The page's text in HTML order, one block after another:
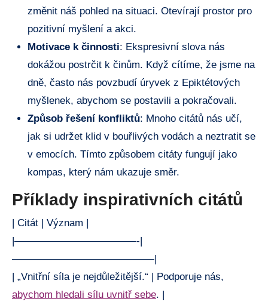
změnit náš pohled na situaci. Otevírají prostor pro
pozitivní myšlení a akci.
Motivace k činnosti: Ekspresivní slova nás
dokážou postrčit k činům. Když cítíme, že jsme na
dně, často nás povzbudí úryvek z Epiktétových
myšlenek, abychom se postavili a pokračovali.
Způsob řešení konfliktů: Mnoho citátů nás učí,
jak si udržet klid v bouřlivých vodách a neztratit se
v emocích. Tímto způsobem citáty fungují jako
kompas, který nám ukazuje směr.
Příklady inspirativních citátů
| Citát | Význam |
|————————————-|
——————————————|
| „Vnitřní síla je nejdůležitější.“ | Podporuje nás,
abychom hledali sílu uvnitř sebe. |